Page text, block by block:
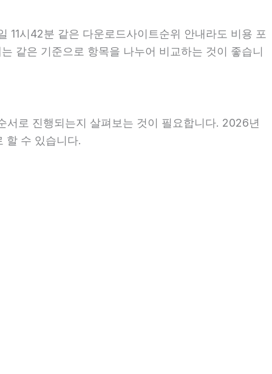
시42분 같은 다운로드사이트순위 안내라도 비용 포
같은 기준으로 항목을 나누어 비교하는 것이 좋습니
로 진행되는지 살펴보는 것이 필요합니다. 2026년
할 수 있습니다.